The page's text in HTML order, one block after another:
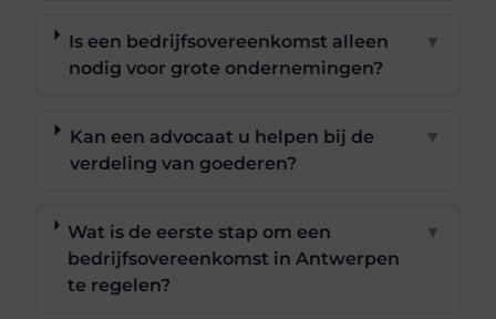
Is een bedrijfsovereenkomst alleen
nodig voor grote ondernemingen?
▼
Kan een advocaat u helpen bij de
verdeling van goederen?
▼
Wat is de eerste stap om een
bedrijfsovereenkomst in Antwerpen
te regelen?
▼